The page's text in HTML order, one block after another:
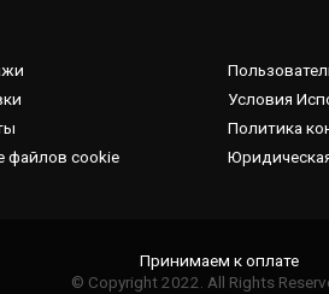
файлов cookie
Условия
Политика
© Copyright 2022. All Rights